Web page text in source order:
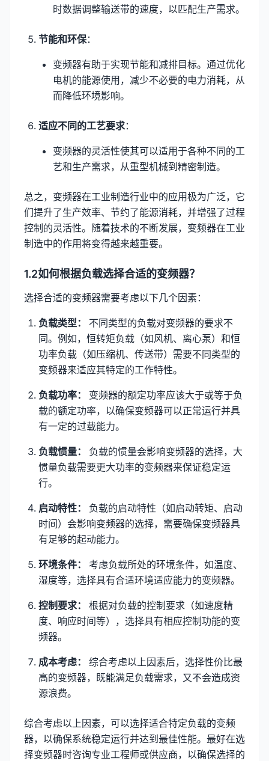
时数据调整输送带的速度，以匹配生产需求。
节能和环保：
变频器有助于实现节能和减排目标。通过优化
电机的能源使用，减少不必要的电力消耗，从
而降低环境影响。
适应不同的工艺要求：
变频器的灵活性使其可以适用于各种不同的工
艺和生产需求，从重型机械到精密制造。
总之，变频器在工业制造行业中的应用极为广泛，它
们提升了生产效率、节约了能源消耗，并增强了过程
控制的灵活性。随着技术的不断发展，变频器在工业
制造中的作用将变得越来越重要。
1.2如何根据负载选择合适的变频器？
选择合适的变频器需要考虑以下几个因素：
负载类型：
不同类型的负载对变频器的要求不
同。例如，恒转矩负载（如风机、离心泵）和恒
功率负载（如压缩机、传送带）需要不同类型的
变频器来适应其特定的工作特性。
负载功率：
变频器的额定功率应该大于或等于负
载的额定功率，以确保变频器可以正常运行并具
有一定的过载能力。
负载惯量：
负载的惯量会影响变频器的选择，大
惯量负载需要更大功率的变频器来保证稳定运
行。
启动特性：
负载的启动特性（如启动转矩、启动
时间）会影响变频器的选择，需要确保变频器具
有足够的起动能力。
环境条件：
考虑负载所处的环境条件，如温度、
湿度等，选择具有合适环境适应能力的变频器。
控制要求：
根据对负载的控制要求（如速度精
度、响应时间等），选择具有相应控制功能的变
频器。
成本考虑：
综合考虑以上因素后，选择性价比最
高的变频器，既能满足负载需求，又不会造成资
源浪费。
综合考虑以上因素，可以选择适合特定负载的变频
器，以确保系统稳定运行并达到最佳性能。最好在选
择变频器时咨询专业工程师或供应商，以确保选择的